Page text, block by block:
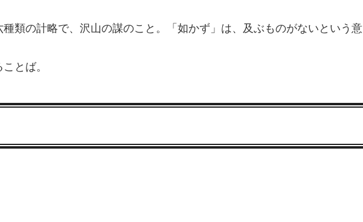
種類の計略で、沢山の謀のこと。「如かず」は、及ぶものがないという意
とば。